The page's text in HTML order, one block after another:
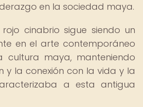
en la sociedad maya.
cinabrio sigue siendo un
en el arte contemporáneo
cultura maya, manteniendo
y la conexión con la vida y la
a esta antigua